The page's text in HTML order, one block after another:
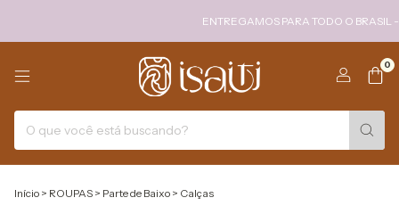
ENTREGAMOS PARA TODO O BRASIL -
0
Início > ROUPAS > Parte de Baixo > Calças